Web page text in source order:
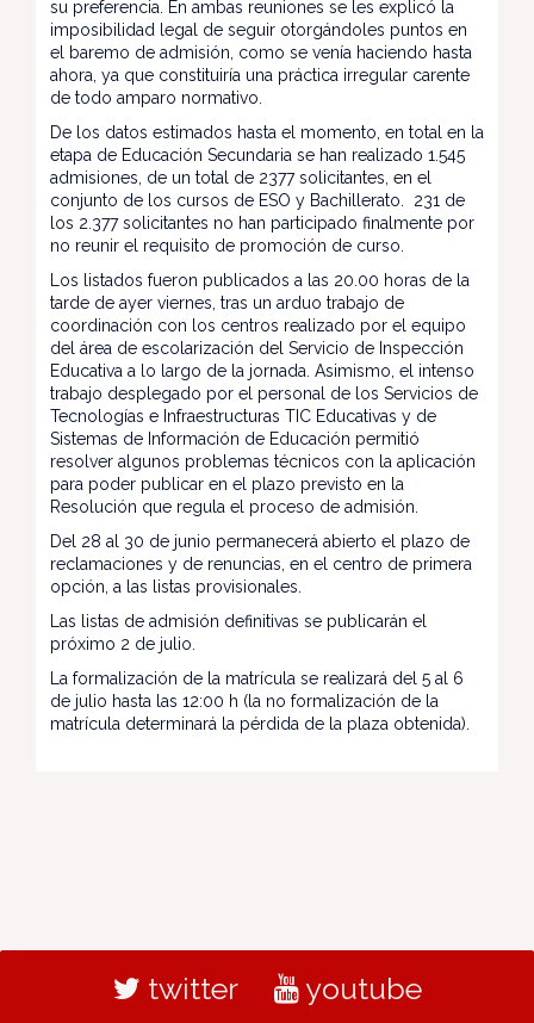
su preferencia. En ambas reuniones se les explicó la
imposibilidad legal de seguir otorgándoles puntos en
el baremo de admisión, como se venía haciendo hasta
ahora, ya que constituiría una práctica irregular carente
de todo amparo normativo.
De los datos estimados hasta el momento, en total en la
etapa de Educación Secundaria se han realizado 1.545
admisiones, de un total de 2377 solicitantes, en el
conjunto de los cursos de ESO y Bachillerato. 231 de
los 2.377 solicitantes no han participado finalmente por
no reunir el requisito de promoción de curso.
Los listados fueron publicados a las 20.00 horas de la
tarde de ayer viernes, tras un arduo trabajo de
coordinación con los centros realizado por el equipo
del área de escolarización del Servicio de Inspección
Educativa a lo largo de la jornada. Asimismo, el intenso
trabajo desplegado por el personal de los Servicios de
Tecnologías e Infraestructuras TIC Educativas y de
Sistemas de Información de Educación permitió
resolver algunos problemas técnicos con la aplicación
para poder publicar en el plazo previsto en la
Resolución que regula el proceso de admisión.
Del 28 al 30 de junio permanecerá abierto el plazo de
reclamaciones y de renuncias, en el centro de primera
opción, a las listas provisionales.
Las listas de admisión definitivas se publicarán el
próximo 2 de julio.
La formalización de la matrícula se realizará del 5 al 6
de julio hasta las 12:00 h (la no formalización de la
matrícula determinará la pérdida de la plaza obtenida).
twitter youtube